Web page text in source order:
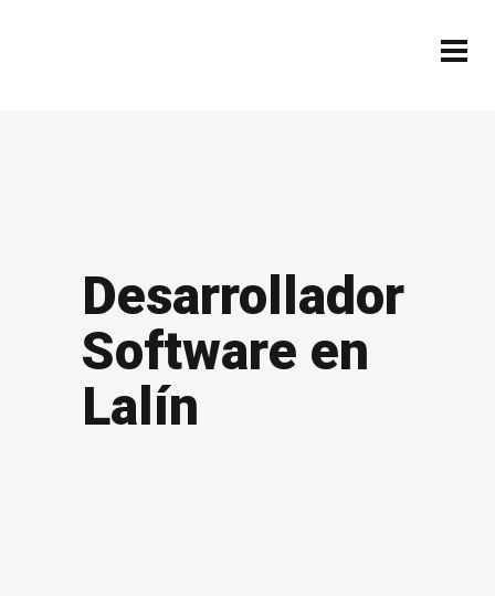
Desarrollador
Software en
Lalín